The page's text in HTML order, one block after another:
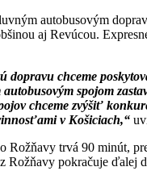
autobusovým
aj Revúcou.
chceme
spojom
chceme zvýšiť
v Košiciach,“
trvá 90 minút,
Rožňavy pokračuje ďalej